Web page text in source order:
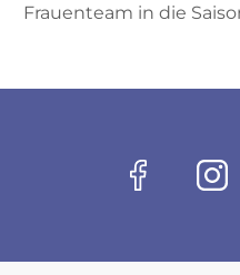
Frauenteam in die
Socials
Facebook